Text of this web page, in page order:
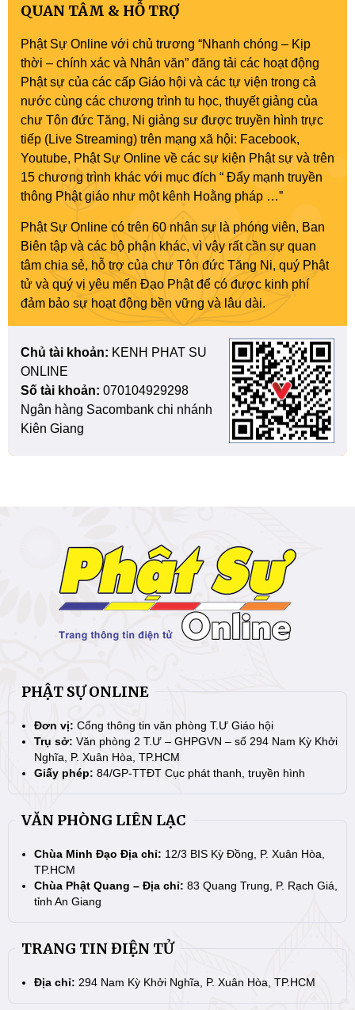
QUAN TÂM & HỖ TRỢ
Phật Sự Online với chủ trương “Nhanh chóng – Kịp
thời – chính xác và Nhân văn” đăng tải các hoạt động
Phật sự của các cấp Giáo hội và các tự viện trong cả
nước cùng các chương trình tu học, thuyết giảng của
chư Tôn đức Tăng, Ni giảng sư được truyền hình trực
tiếp (Live Streaming) trên mạng xã hội: Facebook,
Youtube, Phật Sự Online về các sự kiện Phật sự và trên
15 chương trình khác với mục đích “ Đẩy mạnh truyền
thông Phật giáo như một kênh Hoằng pháp …”
Phật Sự Online có trên 60 nhân sự là phóng viên, Ban
Biên tập và các bộ phận khác, vì vậy rất cần sự quan
tâm chia sẻ, hỗ trợ của chư Tôn đức Tăng Ni, quý Phật
tử và quý vị yêu mến Đạo Phật để có được kinh phí
đảm bảo sự hoạt động bền vững và lâu dài.
Chủ tài khoản: KENH PHAT SU
ONLINE
Số tài khoản: 070104929298
Ngân hàng Sacombank chi nhánh
Kiên Giang
PHẬT SỰ ONLINE
Đơn vị: Cổng thông tin văn phòng T.Ư Giáo hội
Trụ sở: Văn phòng 2 T.Ư – GHPGVN – số 294 Nam Kỳ Khởi
Nghĩa, P. Xuân Hòa, TP.HCM
Giấy phép: 84/GP-TTĐT Cục phát thanh, truyền hình
VĂN PHÒNG LIÊN LẠC
Chùa Minh Đạo Địa chỉ: 12/3 BIS Kỳ Đồng, P. Xuân Hòa,
TP.HCM
Chùa Phật Quang – Địa chỉ: 83 Quang Trung, P. Rạch Giá,
tỉnh An Giang
TRANG TIN ĐIỆN TỬ
Địa chỉ: 294 Nam Kỳ Khởi Nghĩa, P. Xuân Hòa, TP.HCM